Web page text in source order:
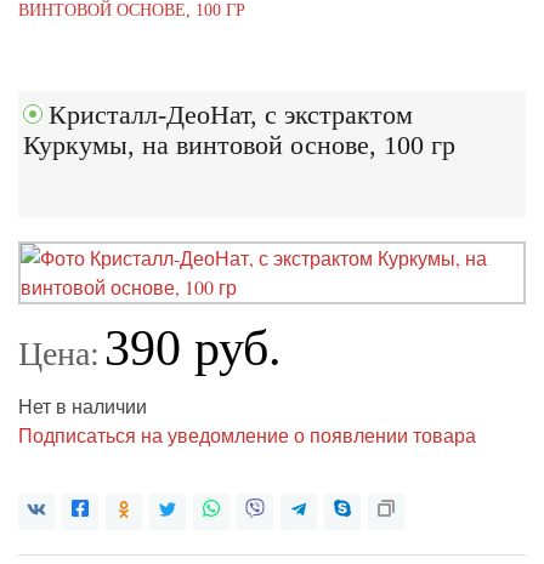
ВИНТОВОЙ ОСНОВЕ, 100 ГР
Кристалл-ДеоНат, с экстрактом
Куркумы, на винтовой основе, 100 гр
Цена: 390 руб.
Нет в наличии
Подписаться на уведомление о появлении товара